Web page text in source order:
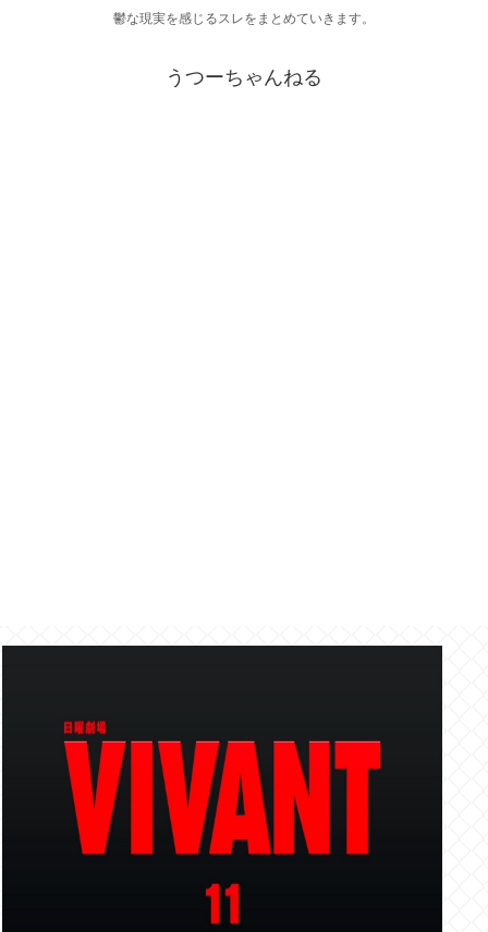
鬱な現実を感じるスレをまとめていきます。
うつーちゃんねる